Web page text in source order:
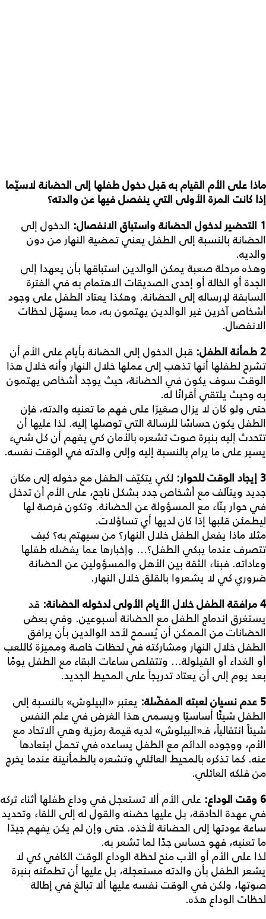
ماذا على الأم القيامبهقبلدخولطفلها إلى الحضانة لاسيّما
إذا كانت المرة الأولى التي ينفصلفيها عن والدته؟
1 التحضيرلدخول الحضانة واستباق الانفصال: الدخول إلى
الحضانة بالنسبة إلى الطفل يعني تمضية النهار من دون
والديه.
وهذه مرحلة صعبة يمكن الوالدين استباقها بأن يعهدا إلى
الجدة أو الخالة أو إحدى الصديقات الاهتمام به في الفترة
السابقة لإرساله إلى الحضانة. وهكذا يعتاد الطفل على وجود
أشخاص آخرين غير الوالدين يهتمون به، مما يسهّل لحظات
الانفصال.
2طمأنة الطفل: قبل الدخول إلى الحضانة بأيام على الأم أن
تشرح لطفلها أنها تذهب إلى عملها خلال النهار وأنه خلال هذا
الوقت سوف يكون في الحضانة، حيث يوجد أشخاص يهتمون
به وحيث يلتقي أقرانًا له.
حتى ولو كان لا يزال صغيرًا على فهم ما تعنيه والدته، فإن
الطفل يكون حساسًا للرسالة التي توصلها إليه. لذا عليها أن
تتحدث إليه بنبرة صوت تشعره بالأمان كي يفهم أن كل شيء
يسير على ما يرام بالنسبة إليه وإلى والدته في الوقت نفسه.
3 إيجاد الوقتللحوار: لكي يتكيّف الطفل مع دخوله إلى مكان
جديد ويتآلف مع أشخاص جدد بشكل ناجح، على الأم أن تدخل
في حوار بنّاء مع المسؤولة عن الحضانة. وتكون فرصة لها
ليطمئن قلبها إذا كان لديها أي تساؤلات.
مثلا ماذا يفعل الطفل خلال النهار؟ من سيهتم به؟ كيف
تتصرف عندما يبكي الطفل؟... وإخبارها عما يفضله طفلها
وعاداته. فبناء الثقة بين الأهل والمسؤولين عن الحضانة
ضروري كي لا يشعروا بالقلق خلال النهار.
4مرافقة الطفلخلال الأيام الأولىلدخوله الحضانة: قد
يستغرق اندماج الطفل مع الحضانة أسبوعين. وفي بعض
الحضانات من الممكن أن يُسمح لأحد الوالدين بأن يرافق
الطفل خلال النهار ومشاركته في لحظات خاصة ومميزة كاللعب
أو الغداء أو القيلولة... وتتقلص ساعات البقاء مع الطفل يومًا
بعد يوم إلى أن يعتاد تدريجاً على المحيط الجديد.
5 عدمنسيانلعبته المفضّلة: يعتبر «البيلوش» بالنسبة إلى
الطفل شيئًا أساسيًا ويسمى هذا الغرض في علم النفس
شيئاً انتقالياً، فـ«البيلوش» لديه قيمة رمزية وهي الاتحاد مع
الأم، ووجوده الدائم مع الطفل يساعده في تحمل ابتعادها
عنه. كما تذكره بالمحيط العائلي وتشعره بالطمأنينة عندما يخرج
من فلكه العائلي.
6 وقت الوداع: على الأم ألا تستعجل في وداع طفلها أثناء تركه
في عهدة الحادقة، بل عليها حضنه والقول له إلى اللقاء وتحديد
ساعة عودتها إلى الحضانة لأخذه. حتى وإن لم يكن يفهم جيدًا
ما تعنيه، فهو حساس جدًا لما تشعر به.
لذا على الأم أو الأب منح لحظة الوداع الوقت الكافي كي لا
يشعر الطفل بأن والدته مستعجلة، بل عليها أن تطمئنه بنبرة
صوتها، ولكن في الوقت نفسه عليها ألا تبالغ في إطالة
لحظات الوداع هذه.